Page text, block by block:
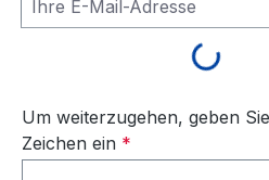
Loading...
Um weiterzugehen, geben
Zeichen ein *